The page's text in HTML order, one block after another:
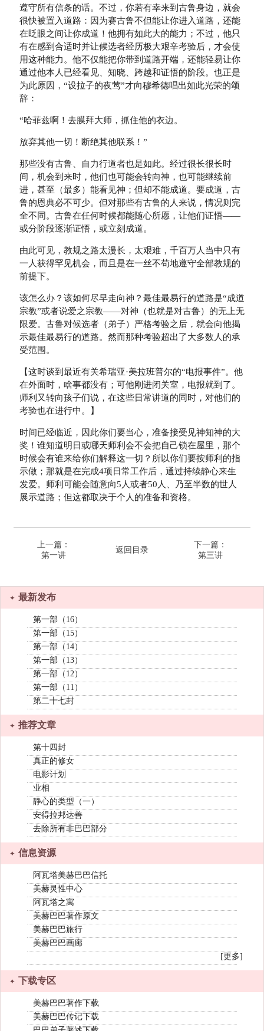
遵守所有信条的话。不过，你若有幸来到古鲁身边，就会
很快被置入道路：因为赛古鲁不但能让你进入道路，还能
在眨眼之间让你成道！他拥有如此大的能力；不过，他只
有在感到合适时并让候选者经历极大艰辛考验后，才会使
用这种能力。他不仅能把你带到道路开端，还能轻易让你
通过他本人已经看见、知晓、跨越和证悟的阶段。也正是
为此原因，“设拉子的夜莺”才向穆希德唱出如此光荣的颂
辞：
“哈菲兹啊！去膜拜大师，抓住他的衣边。
放弃其他一切！断绝其他联系！”
那些没有古鲁、自力行道者也是如此。经过很长很长时
间，机会到来时，他们也可能会转向神，也可能继续前
进，甚至（最多）能看见神；但却不能成道。要成道，古
鲁的恩典必不可少。但对那些有古鲁的人来说，情况则完
全不同。古鲁在任何时候都能随心所愿，让他们证悟——
或分阶段逐渐证悟，或立刻成道。
由此可见，教规之路太漫长，太艰难，千百万人当中只有
一人获得罕见机会，而且是在一丝不苟地遵守全部教规的
前提下。
该怎么办？该如何尽早走向神？最佳最易行的道路是“成道
宗教”或者说爱之宗教——对神（也就是对古鲁）的无上无
限爱。古鲁对候选者（弟子）严格考验之后，就会向他揭
示最佳最易行的道路。然而那种考验超出了大多数人的承
受范围。
【这时谈到最近有关希瑞亚·美拉班普尔的“电报事件”。他
在外面时，啥事都没有；可他刚进闭关室，电报就到了。
师利又转向孩子们说，在这些日常讲道的同时，对他们的
考验也在进行中。】
时间已经临近，因此你们要当心，准备接受见神知神的大
奖！谁知道明日或哪天师利会不会把自己锁在屋里，那个
时候会有谁来给你们解释这一切？所以你们要按师利的指
示做；那就是在完成4项日常工作后，通过持续静心来生
发爱。师利可能会随意向5人或者50人、乃至半数的世人
展示道路；但这都取决于个人的准备和资格。
上一篇：
第一讲
返回目录
下一篇：
第三讲
最新发布
第一部（16）
第一部（15）
第一部（14）
第一部（13）
第一部（12）
第一部（11）
第二十七封
推荐文章
第十四封
真正的修女
电影计划
业相
静心的类型（一）
安得拉邦达善
去除所有非巴巴部分
信息资源
阿瓦塔美赫巴巴信托
美赫灵性中心
阿瓦塔之寓
美赫巴巴著作原文
美赫巴巴旅行
美赫巴巴画廊
[更多]
下载专区
美赫巴巴著作下载
美赫巴巴传记下载